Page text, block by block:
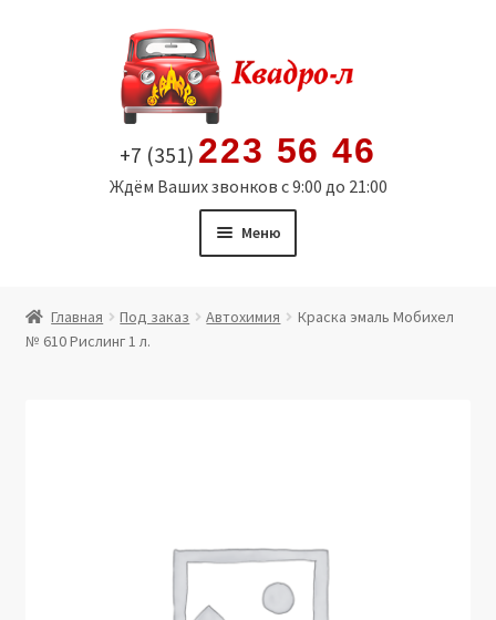
содержимому
+7 (351) 223 56 46
Ждём Ваших звонков с 9:00 до 21:00
Меню
Витрина
Юридические данные
Главная Под заказ Автохимия
Краска эмаль Мобихел
№ 610 Рислинг 1 л.